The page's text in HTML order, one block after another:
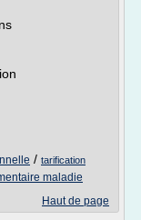
/ tarification
maladie
Haut de page